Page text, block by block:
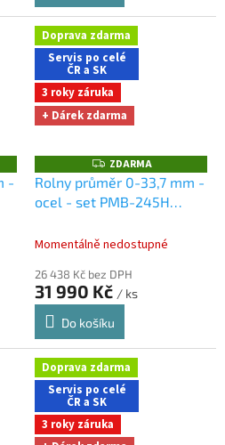
Doprava zdarma
Servis po celé
ČR a SK
3 roky záruka
+ Dárek zdarma
Z
D
A
R
ZDARMA
Rolny průměr 0-33,7 mm -
ocel - set PMB-245H
při nákupu na e-shopu
Momentálně nedostupné
26 438 Kč bez DPH
31 990 Kč / ks
Do košíku
Doprava zdarma
Servis po celé
ČR a SK
3 roky záruka